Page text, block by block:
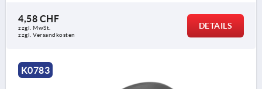
4,58 CHF
zzgl. MwSt.
zzgl. Versandkosten
DETAILS
K0783